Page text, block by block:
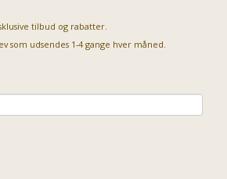
tilbud og rabatter.
som udsendes 1-4 gange hver måned.